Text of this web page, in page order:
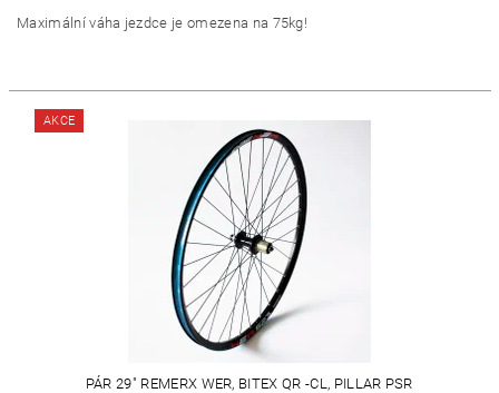
Maximální váha jezdce je omezena na 75kg!
AKCE
PÁR 29" REMERX WER, BITEX QR -CL, PILLAR PSR